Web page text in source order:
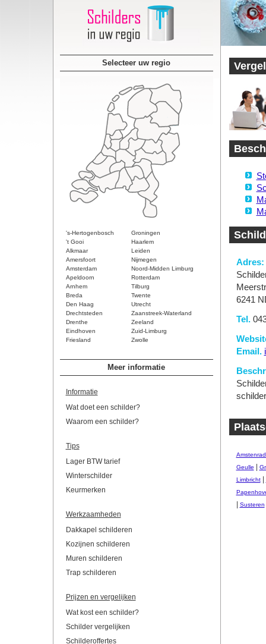
Selecteer uw regio
's-Hertogenbosch
Groningen
't Gooi
Haarlem
Alkmaar
Leiden
Amersfoort
Nijmegen
Amsterdam
Noord-Midden Limburg
Apeldoorn
Rotterdam
Arnhem
Tilburg
Breda
Twente
Den Haag
Utrecht
Drechtsteden
Zaanstreek-Waterland
Drenthe
Zeeland
Eindhoven
Zuid-Limburg
Friesland
Zwolle
Meer informatie
Informatie
Wat doet een schilder?
Waarom een schilder?
Tips
Lager BTW tarief
Winterschilder
Keurmerken
Werkzaamheden
Dakkapel schilderen
Kozijnen schilderen
Muren schilderen
Trap schilderen
Prijzen en vergelijken
Wat kost een schilder?
Schilder vergelijken
Schilderoffertes
Adres:
6241
Tel.
Email.
Geulle
Limbricht|
Susteren